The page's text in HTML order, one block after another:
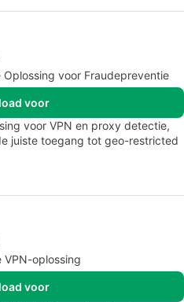
Oplossing voor Fraudepreventie
voor
voor VPN en proxy detectie,
juiste toegang tot geo-restricted
VPN-oplossing
voor